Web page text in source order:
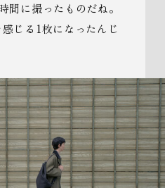
間に撮ったものだね。
じる1枚になったんじ